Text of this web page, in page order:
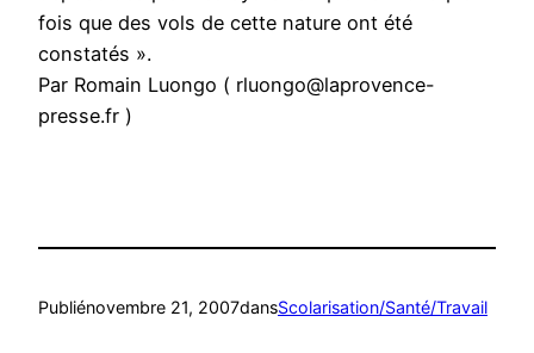
fois que des vols de cette nature ont été
constatés ».
Par Romain Luongo ( rluongo@laprovence-
presse.fr )
Publiénovembre 21, 2007dansScolarisation/Santé/Travail